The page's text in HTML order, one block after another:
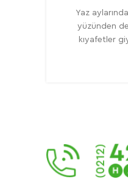
Yaz
yüzünden
kıyafetler